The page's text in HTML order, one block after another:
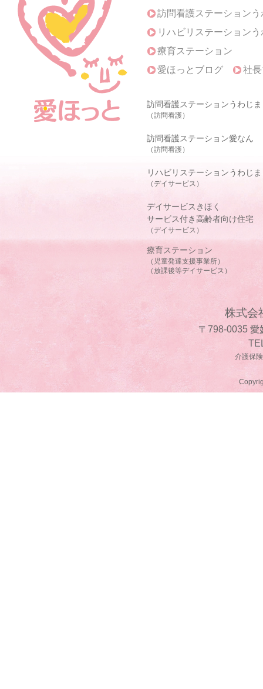
訪問看護ステーションう
リハビリステーション
療育ステーション
愛ほっとブログ
社
訪問看護ステーションうわじま
（訪問看護）
訪問看護ステーション愛なん
（訪問看護）
リハビリステーションうわじま
（デイサービス）
デイサービスきほく
サービス付き高齢者向け住宅
（デイサービス）
療育ステーション
（児童発達支援事業所）
（放課後等デイサービス）
株式会
〒798-0035 愛
介護保